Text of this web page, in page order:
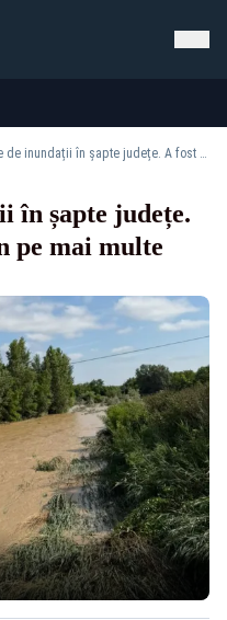
Avertizare de inundații în șapte județe. A fost emis Cod galben pe mai multe râuri, până joi
în șapte județe.
pe mai multe